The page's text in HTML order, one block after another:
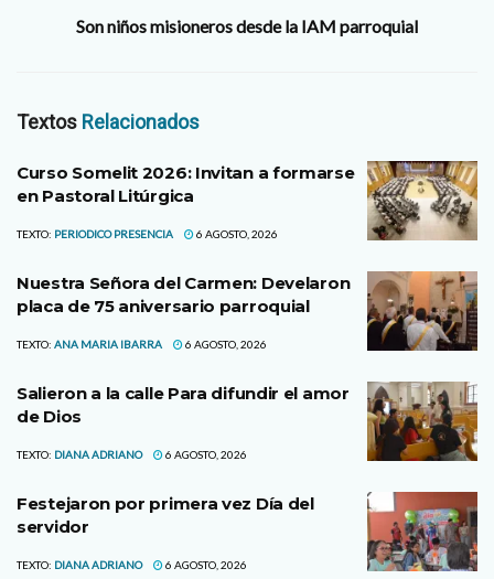
Son niños misioneros desde la IAM parroquial
Textos Relacionados
Curso Somelit 2026: Invitan a formarse
en Pastoral Litúrgica
TEXTO: PERIODICO PRESENCIA 6 AGOSTO, 2026
Nuestra Señora del Carmen: Develaron
placa de 75 aniversario parroquial
TEXTO: ANA MARIA IBARRA 6 AGOSTO, 2026
Salieron a la calle Para difundir el amor
de Dios
TEXTO: DIANA ADRIANO 6 AGOSTO, 2026
Festejaron por primera vez Día del
servidor
TEXTO: DIANA ADRIANO 6 AGOSTO, 2026